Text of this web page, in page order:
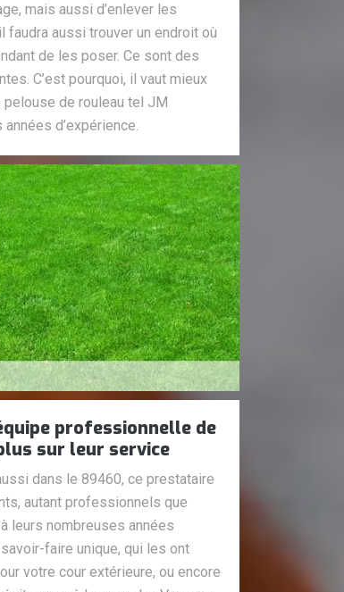
mais aussi d’enlever les
aussi trouver un endroit où
de les poser. Ce sont des
C’est pourquoi, il vaut mieux
de rouleau tel JM
d’expérience.
professionnelle de
sur leur service
dans le 89460, ce prestataire
autant professionnels que
leurs nombreuses années
faire unique, qui les ont
votre cour extérieure, ou encore